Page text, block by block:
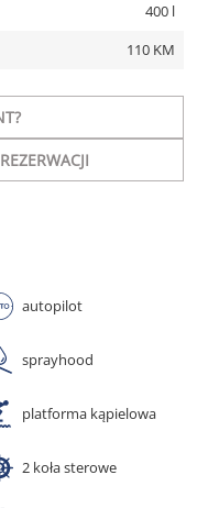
400 l
110 KM
autopilot
sprayhood
platforma kąpielowa
2 koła sterowe